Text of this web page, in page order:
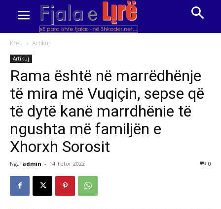
Kreu Artikuj
Artikuj
Rama është në marrëdhënje
të mira më Vuqiçin, sepse që
të dytë kanë marrdhënie të
ngushta më familjën e
Xhorxh Sorosit
Nga admin - 14 Tetor 2022 0